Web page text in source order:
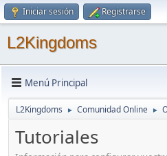
Iniciar sesión Registrarse
L2Kingdoms
Menú Principal
L2Kingdoms ► Comunidad Online ►
Tutoriales